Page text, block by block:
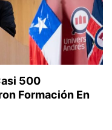
500
Formación En